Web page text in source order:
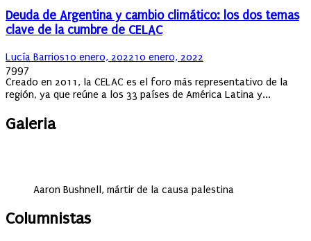
Deuda de Argentina y cambio climático: los dos temas
clave de la cumbre de CELAC
Author
Lucía BarriosPosted
10 enero, 202210 enero, 2022
7997
Creado en 2011, la CELAC es el foro más representativo de la
región, ya que reúne a los 33 países de América Latina y...
Galeria
Aaron Bushnell, mártir de la causa palestina
Columnistas